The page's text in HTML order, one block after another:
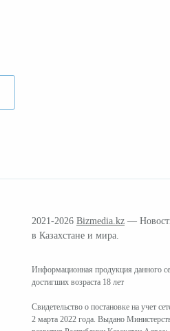
2021-2026 Bizmedia.kz —
в Казахстане и мира.
Информационная продукция данного
достигших возраста 18 лет
Свидетельство о постановке на учет
2 марта 2022 года. Выдано